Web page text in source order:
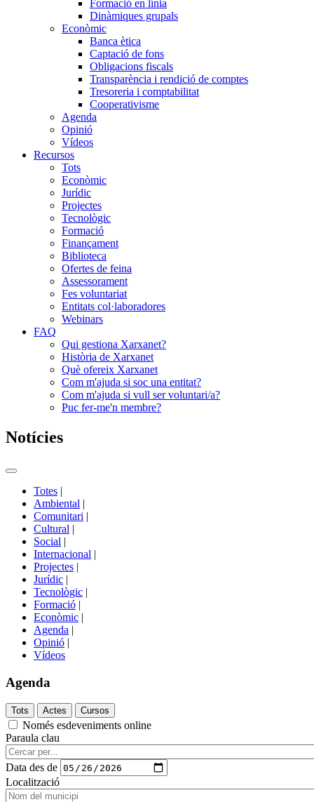
Formació en línia
Dinàmiques grupals
Econòmic
Banca ètica
Captació de fons
Obligacions fiscals
Transparència i rendició de comptes
Tresoreria i comptabilitat
Cooperativisme
Agenda
Opinió
Vídeos
Recursos
Tots
Econòmic
Jurídic
Projectes
Tecnològic
Formació
Finançament
Biblioteca
Ofertes de feina
Assessorament
Fes voluntariat
Entitats col·laboradores
Webinars
FAQ
Qui gestiona Xarxanet?
Història de Xarxanet
Què ofereix Xarxanet
Com m'ajuda si soc una entitat?
Com m'ajuda si vull ser voluntari/a?
Puc fer-me'n membre?
Notícies
Commutador
portals
Totes |
Ambiental |
Comunitari |
Cultural |
Social |
Internacional |
Projectes |
Jurídic |
Tecnològic |
Formació |
Econòmic |
Agenda |
Opinió |
Vídeos
Agenda
Només esdeveniments online
Paraula clau
Data des de
Localització